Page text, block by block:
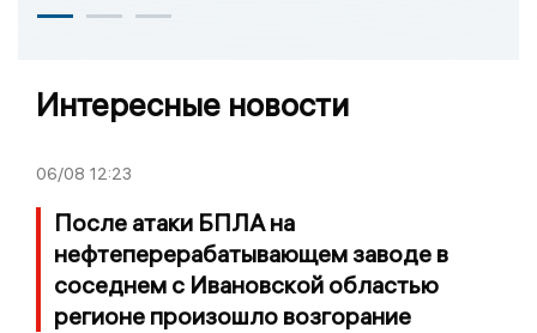
Интересные новости
06/08 12:23
После атаки БПЛА на
нефтеперерабатывающем заводе в
соседнем с Ивановской областью
регионе произошло возгорание